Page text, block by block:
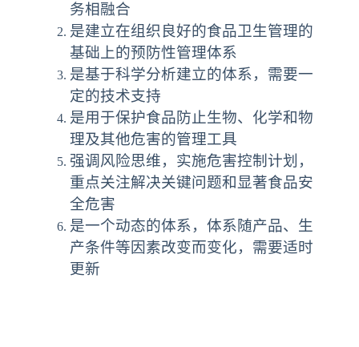
务相融合
是建立在组织良好的食品卫生管理的
基础上的预防性管理体系
是基于科学分析建立的体系，需要一
定的技术支持
是用于保护食品防止生物、化学和物
理及其他危害的管理工具
强调风险思维，实施危害控制计划，
重点关注解决关键问题和显著食品安
全危害
是一个动态的体系，体系随产品、生
产条件等因素改变而变化，需要适时
更新